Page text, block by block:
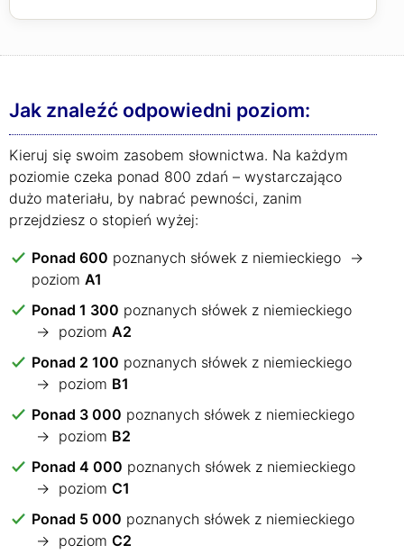
Jak znaleźć odpowiedni poziom:
Kieruj się swoim zasobem słownictwa. Na każdym
poziomie czeka ponad 800 zdań – wystarczająco
dużo materiału, by nabrać pewności, zanim
przejdziesz o stopień wyżej:
Ponad 600 poznanych słówek z niemieckiego →
poziom A1
Ponad 1 300 poznanych słówek z niemieckiego
→ poziom A2
Ponad 2 100 poznanych słówek z niemieckiego
→ poziom B1
Ponad 3 000 poznanych słówek z niemieckiego
→ poziom B2
Ponad 4 000 poznanych słówek z niemieckiego
→ poziom C1
Ponad 5 000 poznanych słówek z niemieckiego
→ poziom C2